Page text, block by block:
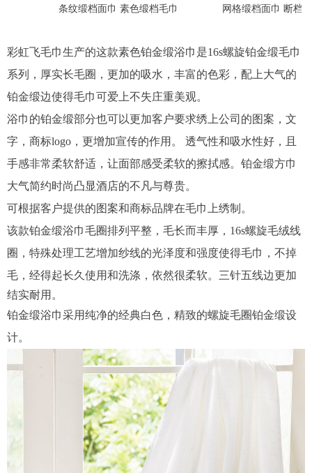
彩虹飞毛巾生产的这款素色铂金缎浴巾是16s螺旋铂金缎毛巾
系列，厚实长毛圈，更加的吸水，丰富的色彩，配上大气的
铂金缎边使得毛巾可爱上不失庄重美观。
浴巾的铂金缎部分也可以更加客户要求绣上公司的图案，文
字，商标logo，更增加宣传的作用。 透气性和吸水性好，且
手感非常柔软舒适，让面部感受柔软的擦拭感。铂金缎方巾
大气简约时尚凸显酒店的不凡与尊贵。
可根据客户提供的图案和商标品牌在毛巾上绣制。
该款铂金缎浴巾毛圈排列平整，毛长而丰厚，16s螺旋毛绒线
圈，特殊处理工艺增加纱线的光泽度和强度使得毛巾，不掉
毛，经得起长久使用和洗涤，依然很柔软。 三针五线边更加
结实耐用。
铂金缎浴巾采用纯净的经典白色，精致的螺旋毛圈铂金缎设
计。
条纹缎档面巾 素色缎档毛巾 网格缎档面巾 断档面巾